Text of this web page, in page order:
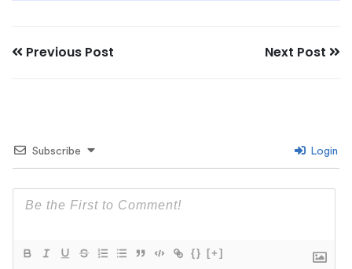
Previous Post Next Post
Subscribe Login
{} [+]